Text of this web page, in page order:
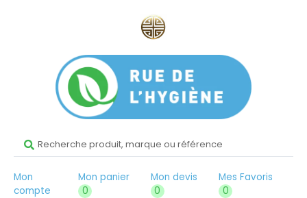
Mon
compte
Mon panier
0
Mon devis
0
Mes Favoris
0